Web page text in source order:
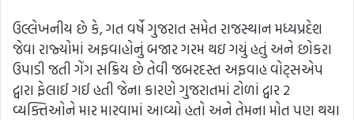
ઉલ્લેખનીય છે કે, ગત વર્ષે ગુજરાત સમેત રાજસ્થાન મધ્યપ્રદેશ
જેવા રાજ્યોમાં અફવાહોનું બજાર ગરમ થઇ ગયું હતું અને છોકરા
ઉપાડી જતી ગેંગ સક્રિય છે તેવી જબરદસ્ત અફવાહ વોટ્સએપ
દ્વારા ફેલાઈ ગઈ હતી જેના કારણે ગુજરાતમાં ટોળાં દ્વાર 2
વ્યક્તિઓને માર મારવામાં આવ્યો હતો અને તેમના મોત પણ થયા